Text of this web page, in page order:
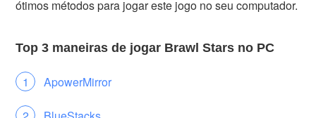
ótimos métodos para jogar este jogo no seu computador.
Top 3 maneiras de jogar Brawl Stars no PC
ApowerMirror